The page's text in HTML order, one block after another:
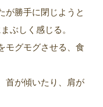
が勝手に閉じようと
ぶしく感じる。
モグモグさせる、食
首が傾いたり、肩が